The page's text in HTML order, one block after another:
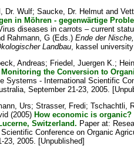
Dr. Wulf;Saucke, Dr. Helmut and
in Möhren - gegenwärtige
diseases in carrots – current
Rahmann, G (Eds.)Ende der
Landbau, kassel
Andreas; Friedel, Juergen K.;
Monitoring the Conversion to
Systems - International Scientific
September 21-23, 2005.
Urs;Strasser, Fredi;Tschachtli,
(2005) How economic is
Switzerland. Paper at:
Conference on Organic
23, 2005. [Unpublished]